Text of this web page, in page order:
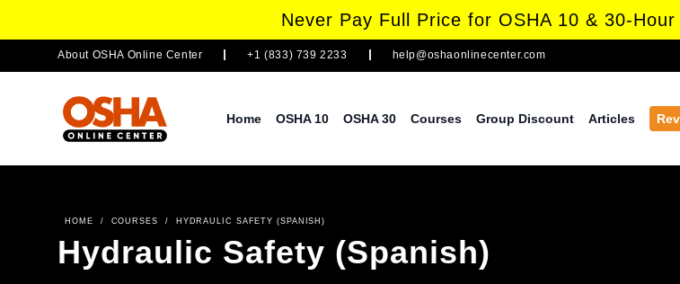
Never Pay Full Price for OSHA 10 & 30-Hour
About OSHA Online Center +1 (833) 739 2233 help@oshaonlinecenter.com
Home OSHA 10 OSHA 30 Courses Group Discount Articles
HOME / COURSES / HYDRAULIC SAFETY (SPANISH)
Hydraulic Safety (Spanish)